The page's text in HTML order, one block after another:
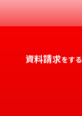
静岡県
和歌山県
徳島県
愛媛県
大分県
鹿児島県
資料請求をする